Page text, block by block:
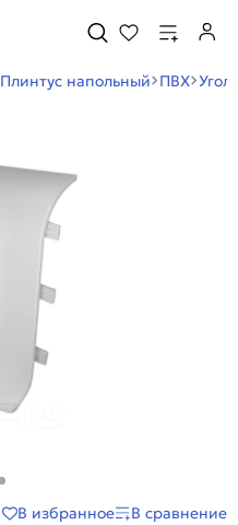
Плинтус напольный ПВХ
В избранное
В сравнение